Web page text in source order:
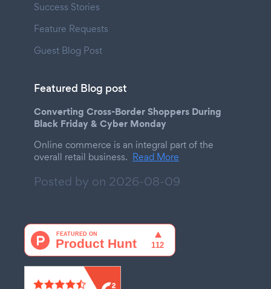
Success Stories
Feature Requests
Guest Blog Post
Featured Blog post
Converting Cross-Border Shoppers During
Black Friday & Cyber Monday
Online commerce is an integral part of the
overall retail business. Read More
Posted by on 2026-08-09